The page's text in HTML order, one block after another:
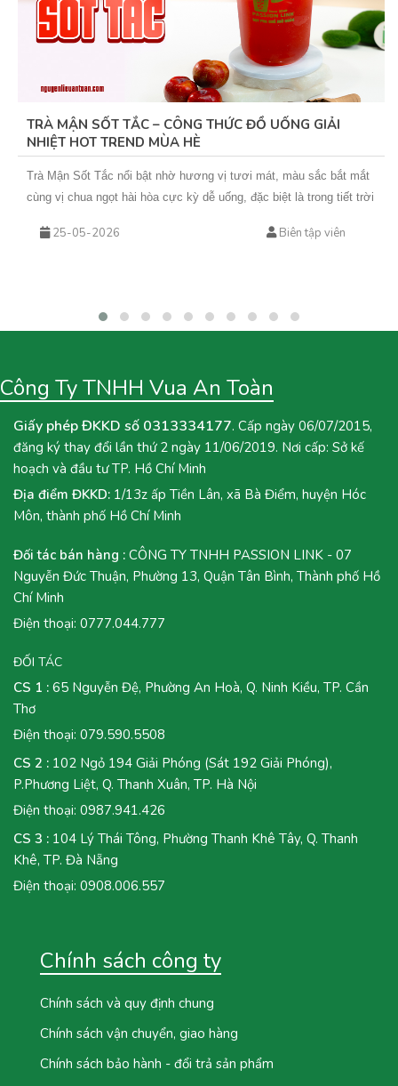
TRÀ MẬN SỐT TẮC – CÔNG THỨC ĐỒ UỐNG GIẢI
NHIỆT HOT TREND MÙA HÈ
Trà Mận Sốt Tắc nổi bật nhờ hương vị tươi mát, màu sắc bắt mắt
cùng vị chua ngọt hài hòa cực kỳ dễ uống, đặc biệt là trong tiết trời
đậm vị và sốt tắc chua thanh giúp món nước này không chỉ giải
Toàn khám phá ngay công thức Trà Mận Sốt Tắc dưới đây nhé!
25-05-2026 Biên tập viên
Công Ty TNHH Vua An Toàn
Giấy phép ĐKKD số 0313334177. Cấp ngày 06/07/2015,
đăng ký thay đổi lần thứ 2 ngày 11/06/2019. Nơi cấp: Sở kế
hoạch và đầu tư TP. Hồ Chí Minh
Địa điểm ĐKKD: 1/13z ấp Tiền Lân, xã Bà Điểm, huyện Hóc
Môn, thành phố Hồ Chí Minh
Đối tác bán hàng : CÔNG TY TNHH PASSION LINK - 07
Nguyễn Đức Thuận, Phường 13, Quận Tân Bình, Thành phố Hồ
Chí Minh
Điện thoại: 0777.044.777
ĐỐI TÁC
CS 1 : 65 Nguyễn Đệ, Phường An Hoà, Q. Ninh Kiều, TP. Cần
Thơ
Điện thoại: 079.590.5508
CS 2 : 102 Ngỏ 194 Giải Phóng (Sát 192 Giải Phóng),
P.Phương Liệt, Q. Thanh Xuân, TP. Hà Nội
Điện thoại: 0987.941.426
CS 3 : 104 Lý Thái Tông, Phường Thanh Khê Tây, Q. Thanh
Khê, TP. Đà Nẵng
Điện thoại: 0908.006.557
Chính sách công ty
Chính sách và quy định chung
Chính sách vận chuyển, giao hàng
Chính sách bảo hành - đổi trả sản phẩm